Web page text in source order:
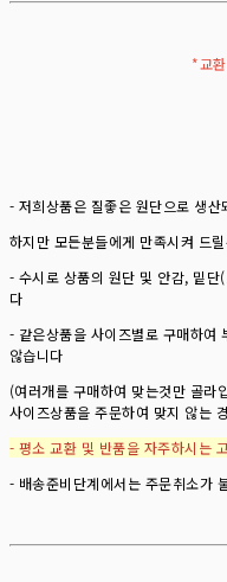
*교
- 저희상품은 질좋은 원단으로 생
하지만 모든분들에게 만족시켜 드
- 수시로 상품의 원단 및 안감, 밑단
다
- 같은상품을 사이즈별로 구매하여
않습니다
(여러개를 구매하여 맞는것만 골라
사이즈상품을 주문하여 맞지 않는
- 평소 교환 및 반품을 자주하시는
- 배송준비단계에서는 주문취소가